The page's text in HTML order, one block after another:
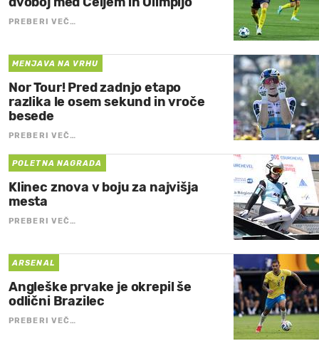
PREBERI VEČ…
MENJAVA NA VRHU
Nor Tour! Pred zadnjo etapo
razlika le osem sekund in vroče
besede
PREBERI VEČ…
POLETNA NAGRADA
Klinec znova v boju za najvišja
mesta
PREBERI VEČ…
ARSENAL
Angleške prvake je okrepil še
odlični Brazilec
PREBERI VEČ…